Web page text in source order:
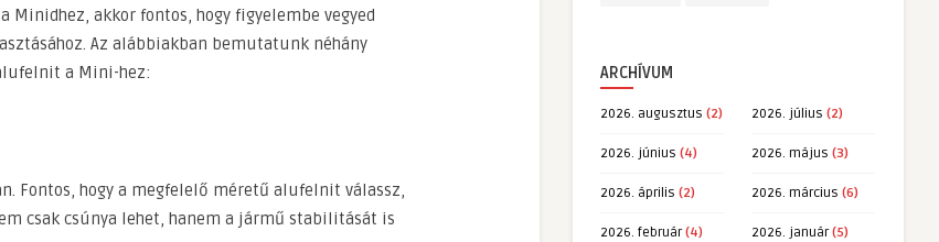
akkor fontos, hogy figyelembe vegyed
Az alábbiakban bemutatunk néhány
a Mini-hez:
Fontos, hogy a megfelelő méretű alufelnit válassz,
csak csúnya lehet, hanem a jármű stabilitását is
ARCHÍVUM
2026. augusztus (2) 2026. július (2)
2026. június (4) 2026. május (3)
2026. április (2) 2026. március (6)
2026. február(4) 2026. január(5)